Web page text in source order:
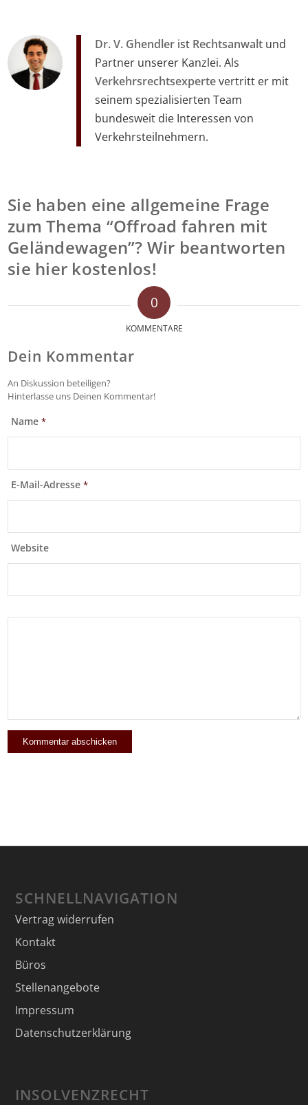
Dr. V. Ghendler ist Rechtsanwalt und
Partner unserer Kanzlei. Als
Verkehrsrechtsexpertevertritt er mit
seinem spezialisierten Team
bundesweit die Interessen von
Verkehrsteilnehmern.
Sie haben eine allgemeine Frage
zum Thema “Offroad fahren mit
Geländewagen”? Wir beantworten
sie hier kostenlos!
0
KOMMENTARE
Dein Kommentar
An Diskussion beteiligen?
Hinterlasse uns Deinen Kommentar!
Name*
E-Mail-Adresse*
Website
SCHNELLNAVIGATION
Vertrag widerrufen
Kontakt
Büros
Stellenangebote
Impressum
Datenschutzerklärung
INSOLVENZRECHT